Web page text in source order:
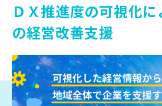
ＤＸ推進度の可視化
の経営改善支援